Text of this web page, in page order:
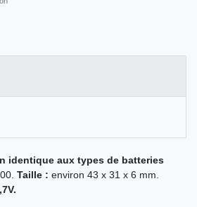
identique aux types de batteries
Taille : environ 43 x 31 x 6 mm.